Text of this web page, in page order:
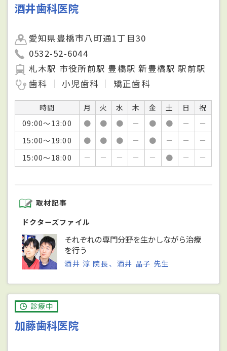
酒井歯科医院
愛知県豊橋市八町通1丁目30
0532-52-6044
札木駅 市役所前駅 豊橋駅 新豊橋駅 駅前駅
歯科
小児歯科 矯正歯科
時間 月 火 水 木 金 土 日
祝
09:00～13:00
● ● ● － ● ● －
－
15:00～19:00
● ● ● － ● － －
－
15:00～18:00
－ － － － － ● － －
取材記事
ドクターズファイル
それぞれの専門分野を生かしながら治療
を行う
酒井 淳 院長、酒井 晶子 先生
診療中
加藤歯科医院